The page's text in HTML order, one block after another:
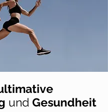
und Gesundheit